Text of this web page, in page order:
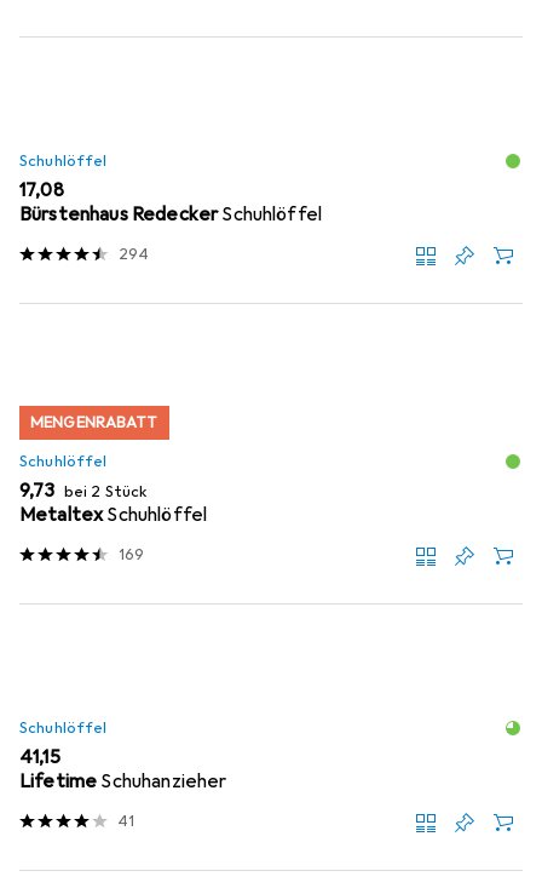
Schuhlöffel
EUR
17,08
Bürstenhaus RedeckerSchuhlöffel
294
MENGENRABATT
Schuhlöffel
EUR
9,73 bei 2 Stück
MetaltexSchuhlöffel
169
Schuhlöffel
EUR
41,15
Lifetime Schuhanzieher
41